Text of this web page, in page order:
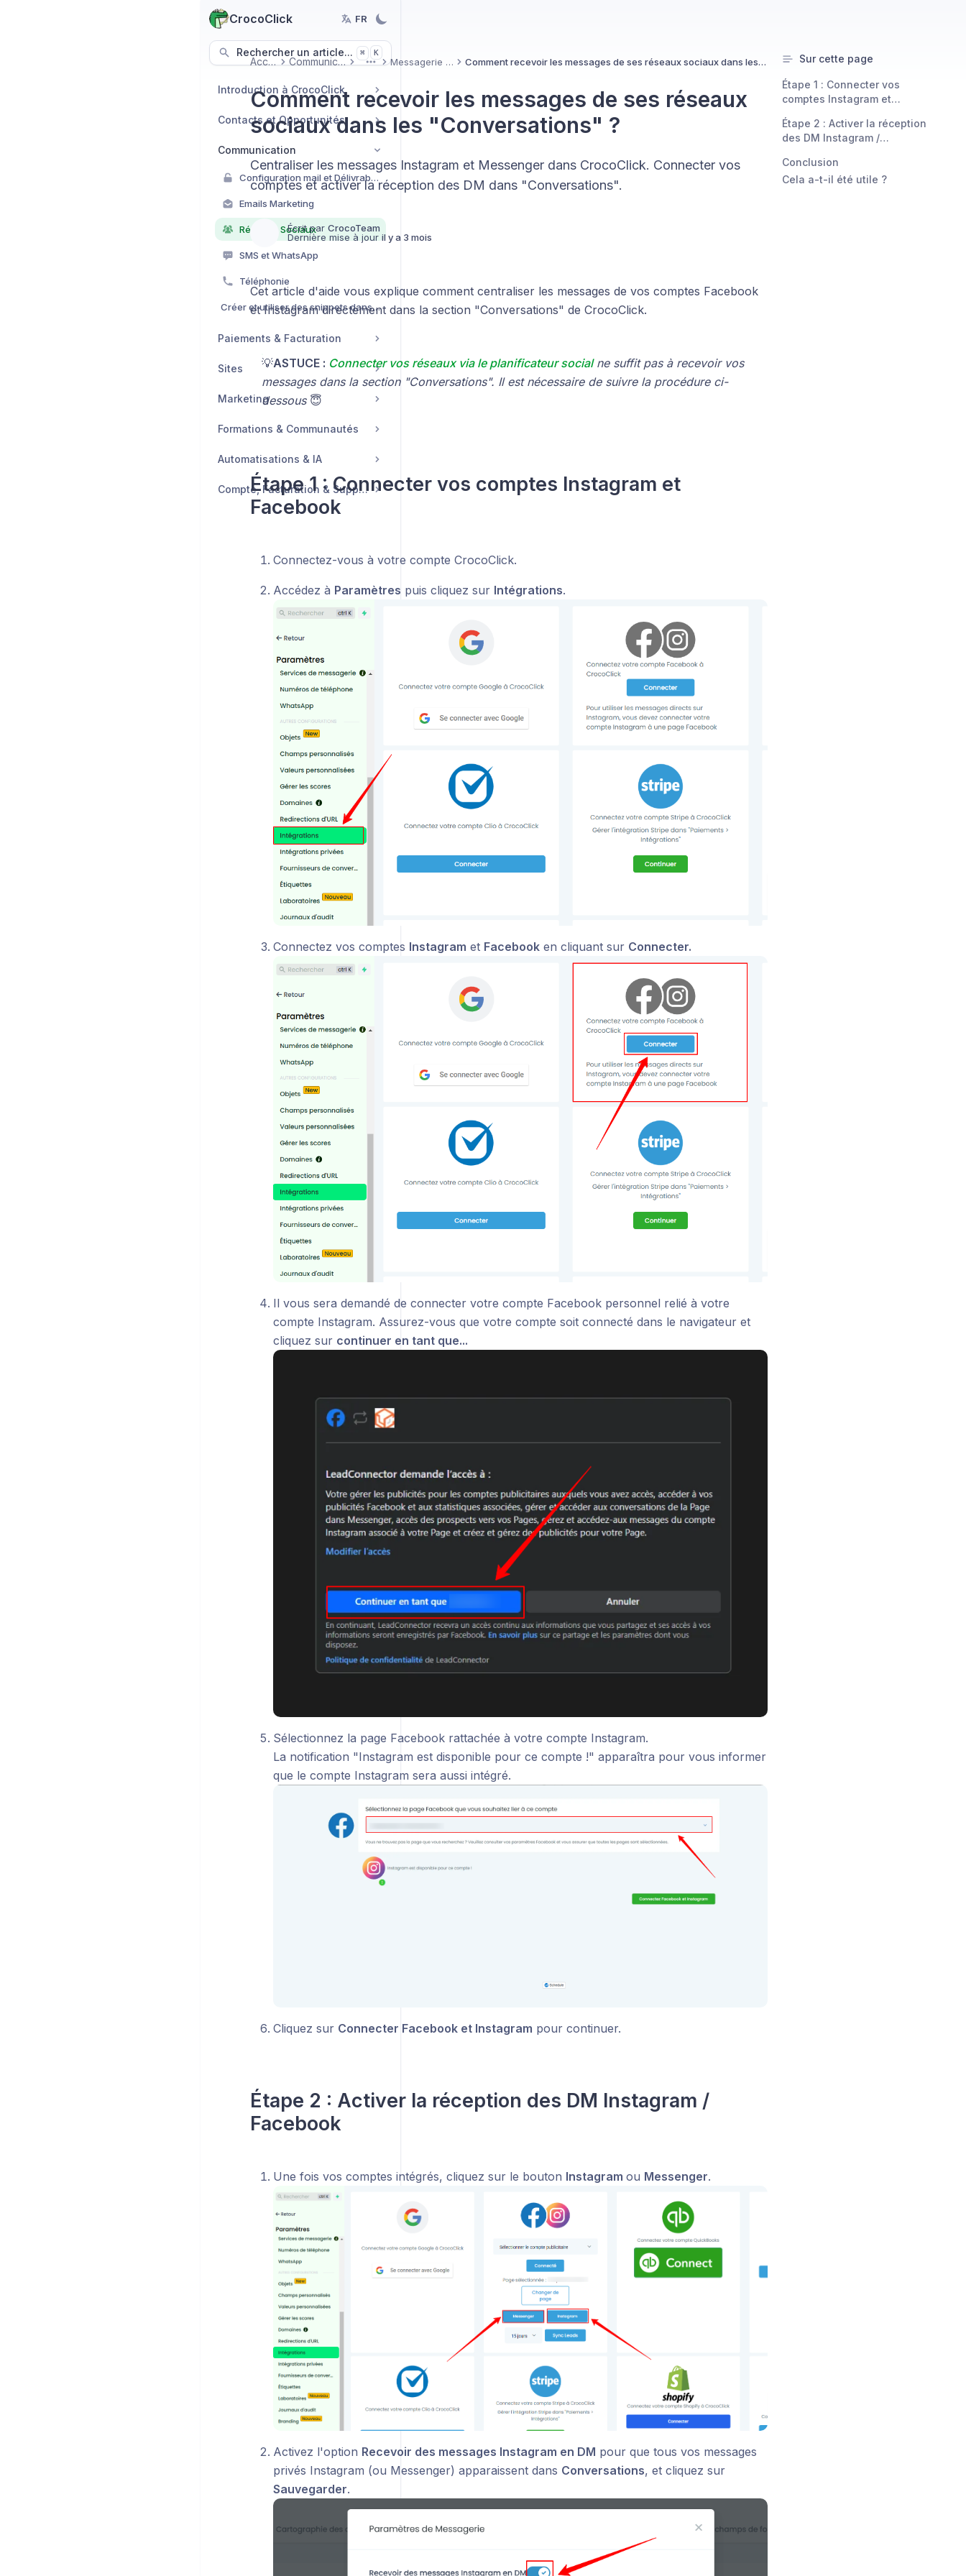
CrocoClick FR
Rechercher un article... ⌘ K
Introduction à CrocoClick
Contacts et Opportunités
Communication
Configuration mail et Délivrabilité
Emails Marketing
Réseaux Sociaux
SMS et WhatsApp
Téléphonie
Créer et utiliser des snippets dans vos conversations
Paiements & Facturation
Sites
Marketing
Formations & Communautés
Automatisations & IA
Compte, Facturation & Support
Accueil Communication More Messagerie & DM Comment recevoir les messages de ses réseaux sociaux dans les "Conversations" ?
Comment recevoir les messages de ses réseaux
sociaux dans les "Conversations" ?
Centraliser les messages Instagram et Messenger dans CrocoClick. Connecter vos
comptes et activer la réception des DM dans "Conversations".
Écrit par CrocoTeam
Dernière mise à jour il y a 3 mois
Cet article d'aide vous explique comment centraliser les messages de vos comptes Facebook
et Instagram directement dans la section "Conversations" de CrocoClick.
💡ASTUCE : Connecter vos réseaux via le planificateur socialne suffit pas à recevoir vos
messages dans la section "Conversations". Il est nécessaire de suivre la procédure ci-
dessous 😇
Étape 1 : Connecter vos comptes Instagram et
Facebook
Connectez-vous à votre compte CrocoClick.
Accédez à Paramètres puis cliquez sur Intégrations.
Connectez vos comptes Instagram et Facebooken cliquant sur Connecter.
Il vous sera demandé de connecter votre compte Facebook personnel relié à votre
compte Instagram. Assurez-vous que votre compte soit connecté dans le navigateur et
cliquez sur continuer en tant que...
Sélectionnez la page Facebook rattachée à votre compte Instagram.
La notification "Instagram est disponible pour ce compte !" apparaîtra pour vous informer
que le compte Instagram sera aussi intégré.
Cliquez sur Connecter Facebook et Instagram pour continuer.
Étape 2 : Activer la réception des DM Instagram /
Facebook
Une fois vos comptes intégrés, cliquez sur le bouton Instagram ou Messenger.
Activez l'option Recevoir des messages Instagram en DM pour que tous vos messages
privés Instagram (ou Messenger) apparaissent dans Conversations, et cliquez sur
Sauvegarder.
Sur cette page
Étape 1 : Connecter vos
comptes Instagram et
Étape 2 : Activer la réception
des DM Instagram /
Conclusion
Cela a-t-il été utile ?